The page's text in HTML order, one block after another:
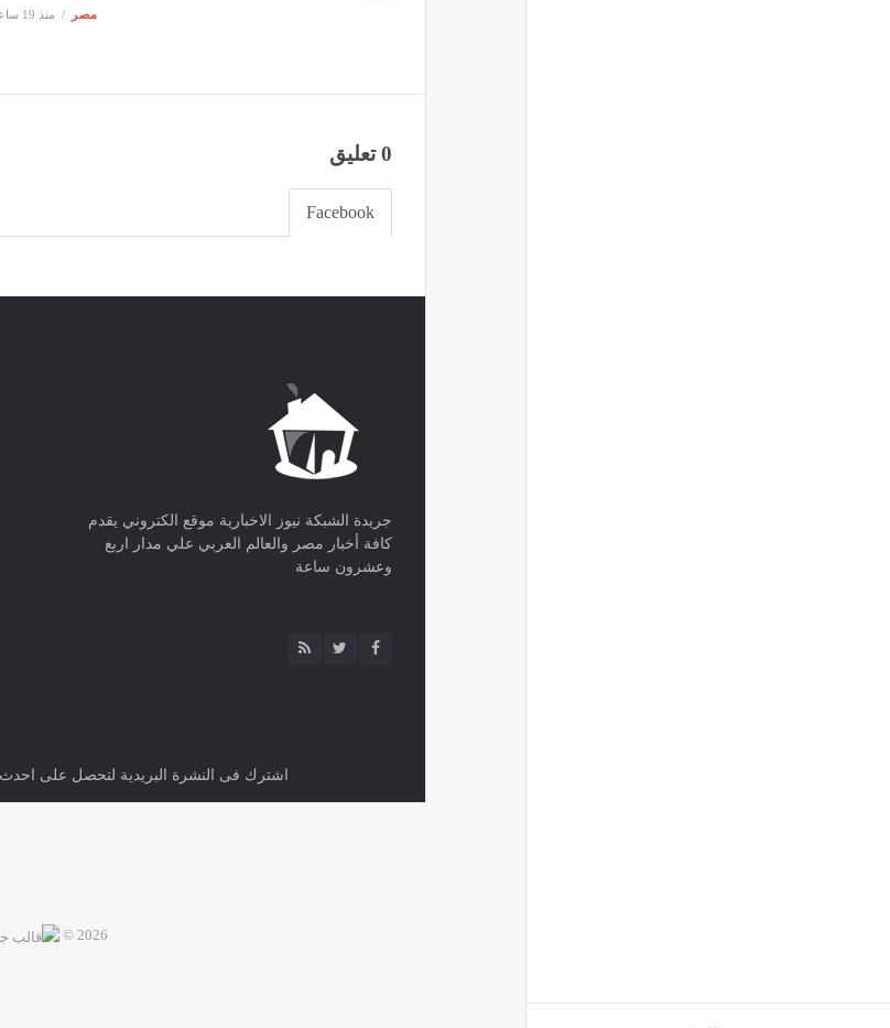
مصر منذ 19 ساعة
0 تعليق
Facebook
جريدة الشبكة نيوز الاخبارية موقع الكتروني يقدم
كافة أخبار مصر والعالم العربي علي مدار اربع
وعشرون ساعة
اشترك فى النشرة البريدية لتحصل على احدث
2026 ©